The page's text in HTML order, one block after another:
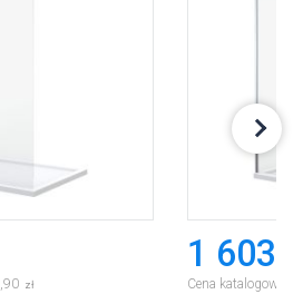
,90 zł
1 603
Cena katalogowa: